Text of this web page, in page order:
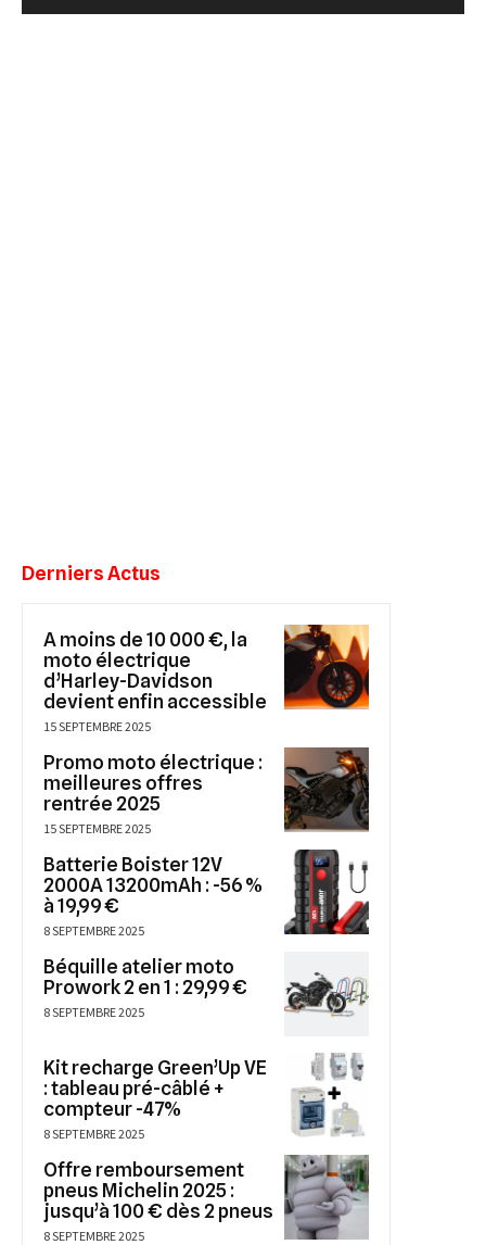
Derniers Actus
A moins de 10 000 €, la
moto électrique
d’Harley-Davidson
devient enfin accessible
15 SEPTEMBRE 2025
Promo moto électrique :
meilleures offres
rentrée 2025
15 SEPTEMBRE 2025
Batterie Boister 12V
2000A 13200mAh : -56 %
à 19,99 €
8 SEPTEMBRE 2025
Béquille atelier moto
Prowork 2 en 1 : 29,99 €
8 SEPTEMBRE 2025
Kit recharge Green’Up VE
: tableau pré-câblé +
compteur -47%
8 SEPTEMBRE 2025
Offre remboursement
pneus Michelin 2025 :
jusqu’à 100 € dès 2 pneus
8 SEPTEMBRE 2025